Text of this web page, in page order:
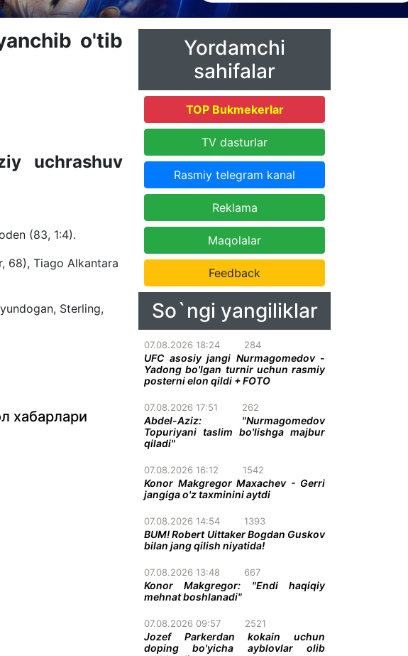
o'tib
uchrashuv
(83, 1:4).
68), Tiago Alkantara
Sterling,
хабарлари
Yordamchi
sahifalar
TOP Bukmekerlar
TV dasturlar
Rasmiy telegram kanal
Reklama
Maqolalar
Feedback
So`ngi yangiliklar
07.08.2026 18:24 284
UFC asosiy jangi Nurmagomedov -
Yadong bo'lgan turnir uchun rasmiy
posterni elon qildi + FOTO
07.08.2026 17:51 262
Abdel-Aziz: "Nurmagomedov
Topuriyani taslim bo'lishga majbur
qiladi"
07.08.2026 16:12 1542
Konor Makgregor Maxachev - Gerri
jangiga o'z taxminini aytdi
07.08.2026 14:54 1393
BUM! Robert Uittaker Bogdan Guskov
bilan jang qilish niyatida!
07.08.2026 13:48 667
Konor Makgregor: "Endi haqiqiy
mehnat boshlanadi"
07.08.2026 09:57 2521
Jozef Parkerdan kokain uchun
doping bo'yicha ayblovlar olib